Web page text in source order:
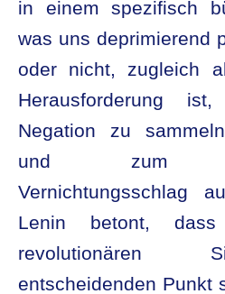
in einem spezifisch
was uns deprimierend
oder nicht, zugleich
Herausforderung
Negation zu
und zum
Vernichtungsschlag
Lenin betont,
revolutionären
entscheidenden Punkt